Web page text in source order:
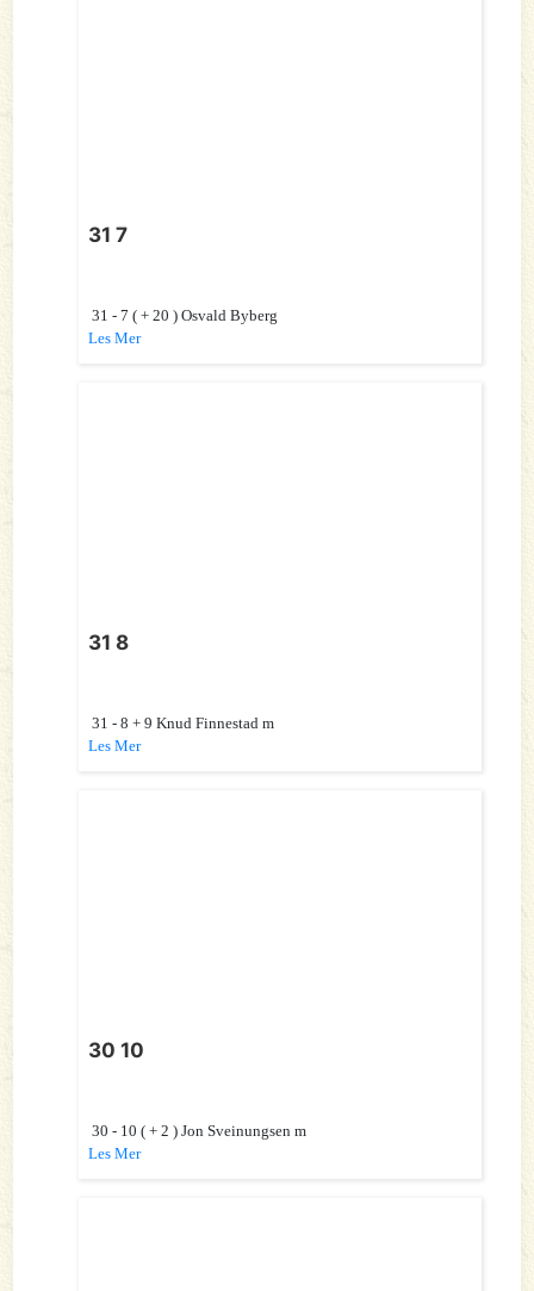
31 7
31 - 7 ( + 20 ) Osvald Byberg
Les Mer
31 8
31 - 8 + 9 Knud Finnestad m
Les Mer
30 10
30 - 10 ( + 2 ) Jon Sveinungsen m
Les Mer